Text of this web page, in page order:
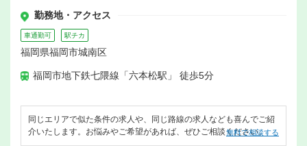
勤務地・アクセス
車通勤可 駅チカ
福岡県福岡市城南区
福岡市地下鉄七隈線「六本松駅」 徒歩5分
同じエリアで似た条件の求人や、同じ路線の求人なども喜んでご紹
介いたします。お悩みやご希望があれば、ぜひご相談ください。
無料で相談する